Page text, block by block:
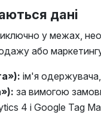
дані
у межах,
або
ім'я
за вимогою
4 і Google Tag